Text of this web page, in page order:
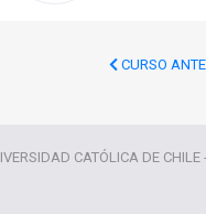
CURSO
CATÓLICA DE